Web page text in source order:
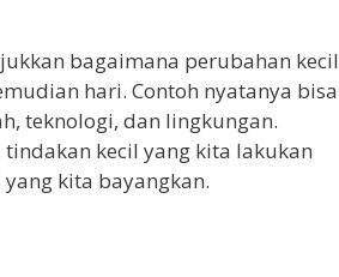
bagaimana perubahan kecil
hari. Contoh nyatanya bisa
teknologi, dan lingkungan.
kecil yang kita lakukan
kita bayangkan.